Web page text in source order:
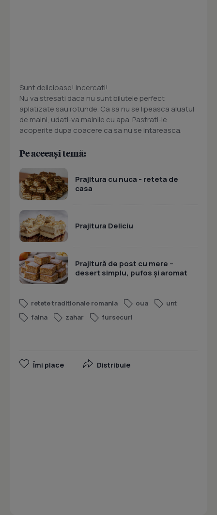
Sunt delicioase! Incercati!
Nu va stresati daca nu sunt bilutele perfect
aplatizate sau rotunde. Ca sa nu se lipeasca aluatul
de maini, udati-va mainile cu apa. Pastrati-le
acoperite dupa coacere ca sa nu se intareasca.
Pe aceeași temă:
Prajitura cu nuca - reteta de
casa
Prajitura Deliciu
Prajitură de post cu mere –
desert simplu, pufos și aromat
retete traditionale romania oua
unt
faina
zahar fursecuri
Îmi place Distribuie